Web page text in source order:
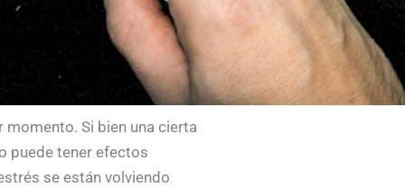
momento. Si bien una cierta
puede tener efectos
se están volviendo